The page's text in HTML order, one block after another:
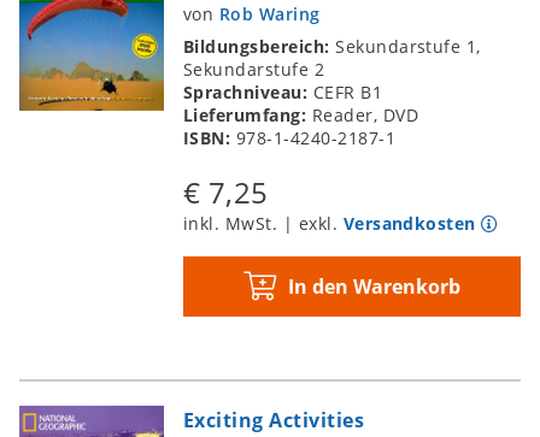
von Rob Waring
Bildungsbereich:Sekundarstufe 1,
Sekundarstufe 2
Sprachniveau: CEFR B1
Lieferumfang: Reader, DVD
ISBN: 978-1-4240-2187-1
€ 7,25
inkl. MwSt. | exkl. Versandkosten
In den Warenkorb
Exciting Activities